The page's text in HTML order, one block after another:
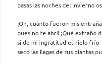
pasas las noches del invierno
¡Oh, cuánto fueron mis
pues no te abrí! ¡Qué extraño
si de mi ingratitud el hielo frío
secó las llagas de tus plantas